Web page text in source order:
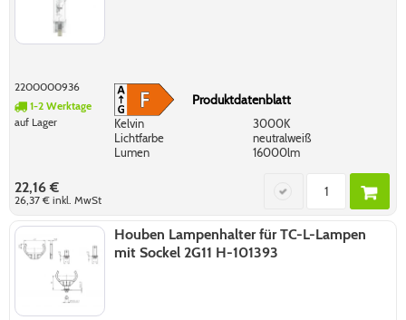
2200000936
1-2 Werktage
auf Lager
Produktdatenblatt
Kelvin
3000K
Lichtfarbe
neutralweiß
Lumen
16000lm
22,16 €
26,37 €inkl. MwSt
Houben Lampenhalter für TC-L-Lampen
mit Sockel 2G11 H-101393